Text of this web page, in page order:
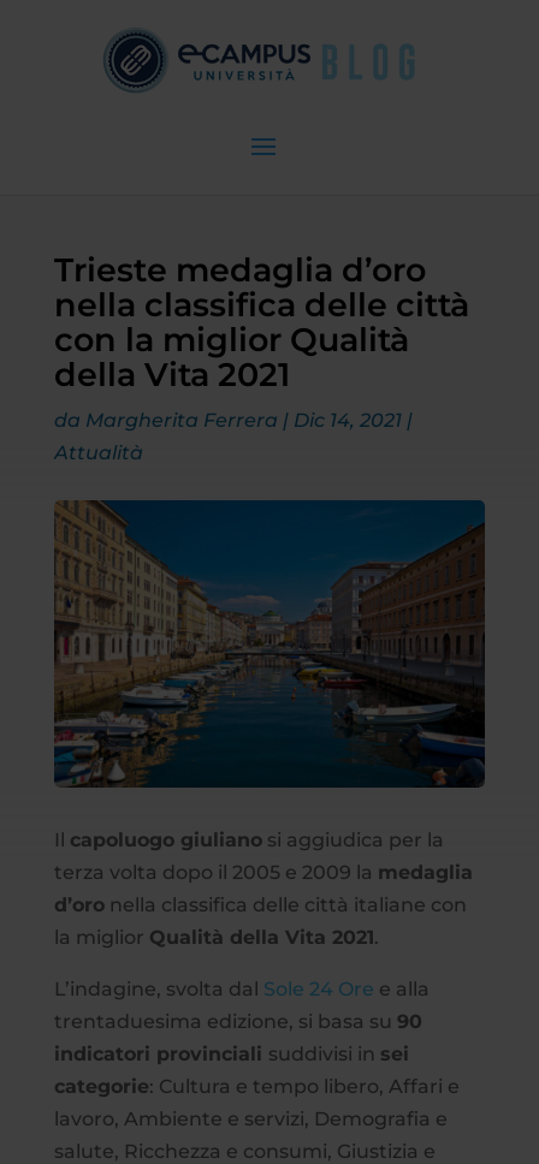
Trieste medaglia d’oro
nella classifica delle città
con la miglior Qualità
della Vita 2021
da Margherita Ferrera | Dic 14, 2021|
Attualità
Il capoluogo giulianosi aggiudica per la
terza volta dopo il 2005 e 2009 la medaglia
d’oronella classifica delle città italiane con
la miglior Qualità della Vita 2021.
L’indagine, svolta dal Sole 24 Ore e alla
trentaduesima edizione, si basa su 90
indicatori provinciali suddivisi in sei
categorie: Cultura e tempo libero, Affari e
lavoro, Ambiente e servizi, Demografia e
salute, Ricchezza e consumi, Giustizia e